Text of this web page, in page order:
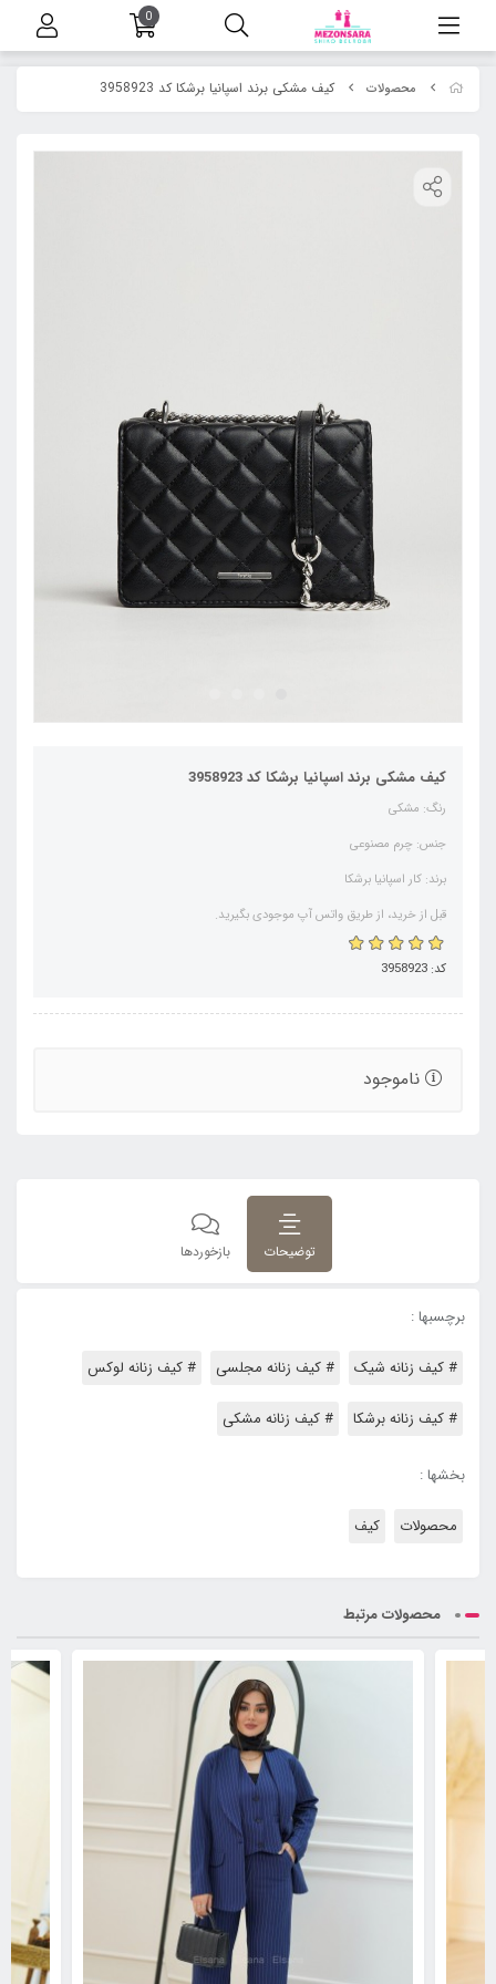
محصولات کیف مشکی برند اسپانیا برشکا کد 3958923
کیف مشکی برند اسپانیا برشکا کد 3958923
رنگ: مشکی
جنس: چرم مصنوعی
برند: کار اسپانیا برشکا
قبل از خرید، از طریق واتس آپ موجودی بگیرید.
کد: 3958923
ناموجود
توضیحات بازخوردها
برچسبها :
# کیف زنانه شیک # کیف زنانه مجلسی # کیف زنانه لوکس
# کیف زنانه برشکا # کیف زنانه مشکی
بخشها :
محصولات کیف
محصولات مرتبط
0